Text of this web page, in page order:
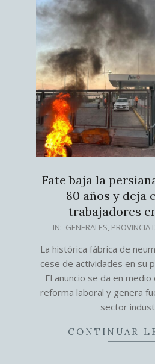
Fate baja la
80 años y deja
trabajadores
2026-
18
IN: GENERALES, PROVINCIA
La histórica fábrica de
cese de actividades en su
El anuncio se da en
reforma laboral y genera
sector
CONTINUAR